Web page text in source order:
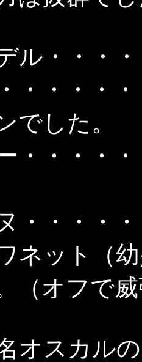
ル・・・
・・・・
でした。
・・・・
・・・・
ネット（
（オフで
オスカル